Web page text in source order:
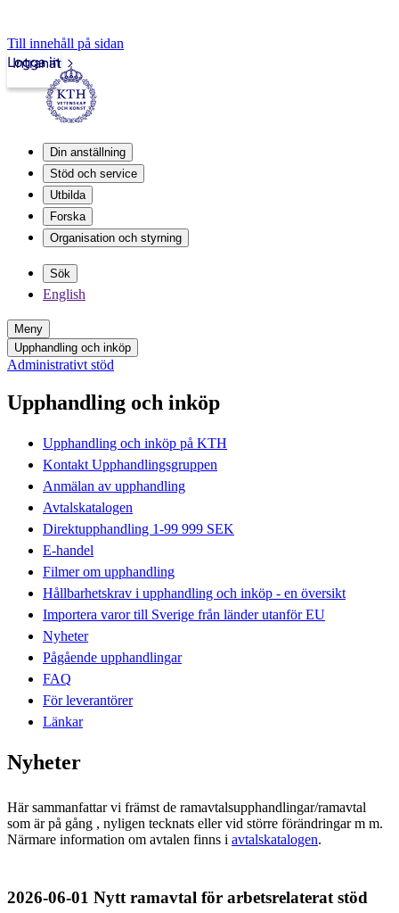
Till innehåll på sidan
Intranät
Logga in
Din anställning
Stöd och service
Utbilda
Forska
Organisation och styrning
Sök
English
Meny
Upphandling och inköp
Administrativt stöd
Upphandling och inköp
Upphandling och inköp på KTH
Kontakt Upphandlingsgruppen
Anmälan av upphandling
Avtalskatalogen
Direktupphandling 1-99 999 SEK
E-handel
Filmer om upphandling
Hållbarhetskrav i upphandling och inköp - en översikt
Importera varor till Sverige från länder utanför EU
Nyheter
Pågående upphandlingar
FAQ
För leverantörer
Länkar
Nyheter
Här sammanfattar vi främst de ramavtalsupphandlingar/ramavtal
som är på gång , nyligen tecknats eller vid större förändringar m m.
Närmare information om avtalen finns i avtalskatalogen.
2026-06-01 Nytt ramavtal för arbetsrelaterat stöd